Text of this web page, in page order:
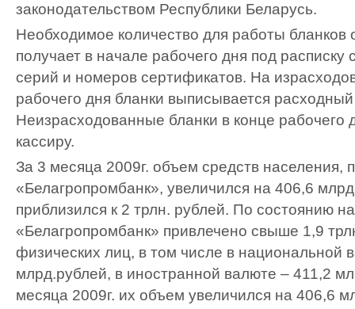
законодательством Республики Беларусь.
Необходимое количество для работы бланков
получает в начале рабочего дня под расписку
серий и номеров сертификатов. На
рабочего дня бланки выписывается
Неизрасходованные бланки в конце рабочего
кассиру.
За 3 месяца 2009г. объем средств
«Белагропромбанк», увеличился на 406,6
приблизился к 2 трлн. рублей. По состоянию
«Белагропромбанк» привлечено свыше 1,9
физических лиц, в том числе в национальной
млрд.рублей, в иностранной валюте – 411,2
месяца 2009г. их объем увеличился на 406,6